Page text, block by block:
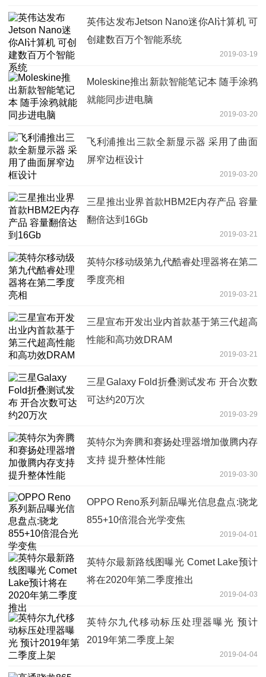
英伟达发布Jetson Nano迷你AI计算机 可
创建数百万个智能系统
2019-03-19
Moleskine推出新款智能笔记本 随手涂鸦
就能同步进电脑
2019-03-20
飞利浦推出三款全新显示器 采用了曲面
屏窄边框设计
2019-03-20
三星推出业界首款HBM2E内存产品 容量
翻倍达到16Gb
2019-03-21
英特尔移动级第九代酷睿处理器将在第二
季度亮相
2019-03-21
三星宣布开发出业内首款基于第三代超高
性能和高功效DRAM
2019-03-21
三星Galaxy Fold折叠测试发布 开合次数
可达约20万次
2019-03-29
英特尔为奔腾和赛扬处理器增加傲腾内存
支持 提升整体性能
2019-03-30
OPPO Reno系列新品曝光信息盘点:骁龙
855+10倍混合光学变焦
2019-04-01
英特尔最新路线图曝光 Comet Lake预计
将在2020年第二季度推出
2019-04-03
英特尔九代移动标压处理器曝光 预计
2019年第二季度上架
2019-04-04